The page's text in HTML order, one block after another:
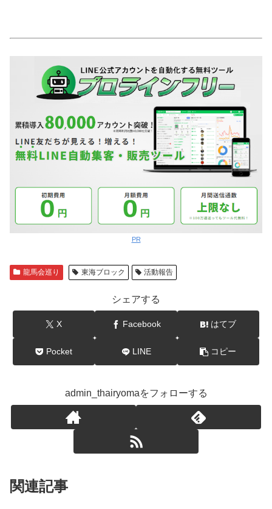
PR
龍馬会巡り 東海ブロック 活動報告
シェアする
X Facebook はてブ
Pocket LINE コピー
admin_thairyomaをフォローする
関連記事